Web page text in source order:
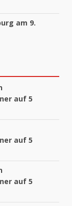
am 9.
auf 5
auf 5
auf 5